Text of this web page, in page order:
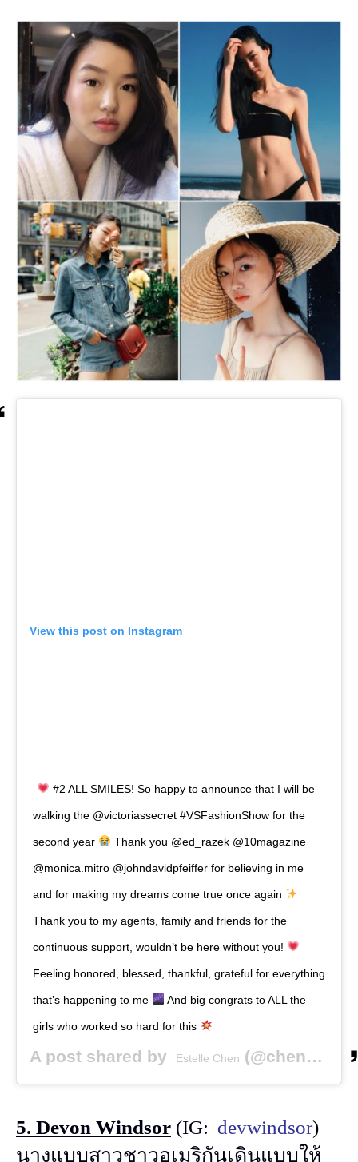
View this post on Instagram
#2 ALL SMILES! So happy to announce that I will be
walking the @victoriassecret #VSFashionShow for the
second year Thank you @ed_razek @10magazine
@monica.mitro @johndavidpfeiffer for believing in me
and for making my dreams come true once again
Thank you to my agents, family and friends for the
continuous support, wouldn’t be here without you!
Feeling honored, blessed, thankful, grateful for everything
that’s happening to me And big congrats to ALL the
girls who worked so hard for this
A post shared by Estelle Chen (@chen_estelle) on
5. Devon Windsor (IG: devwindsor)
นางแบบสาวชาวอเมริกันเดินแบบให้